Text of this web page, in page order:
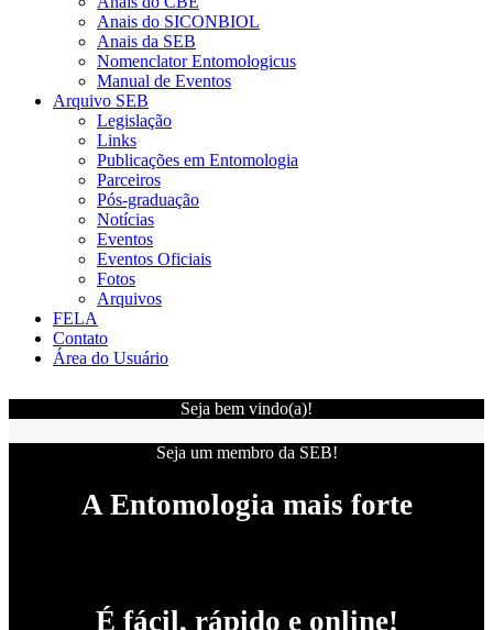
Anais do SICONBIOL
Anais da SEB
Nomenclator Entomologicus
Manual de Eventos
Arquivo SEB
Legislação
Links
Publicações em Entomologia
Parceiros
Pós-graduação
Notícias
Eventos
Eventos Oficiais
Fotos
Arquivos
FELA
Contato
Área do Usuário
Seja bem vindo(a)!
Seja um membro da SEB!
A Entomologia mais forte
É fácil, rápido e online!